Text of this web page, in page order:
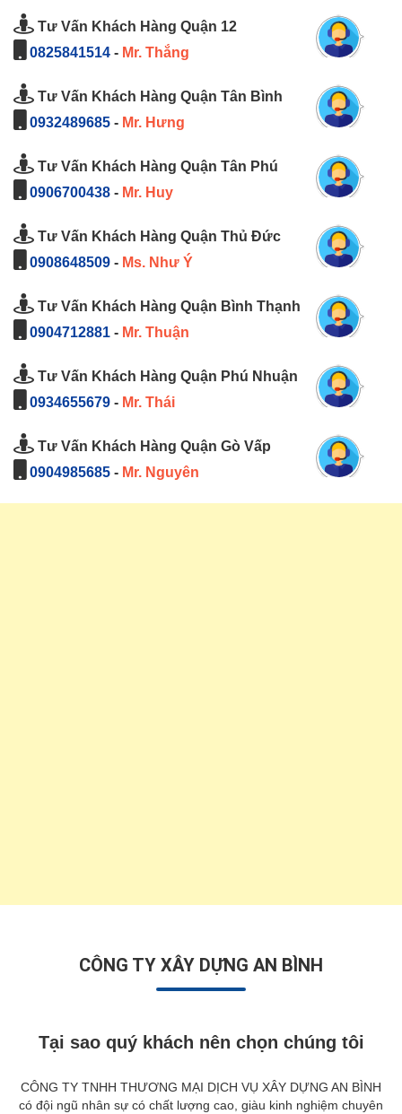
Tư Vấn Khách Hàng Quận 12
0825841514 - Mr. Thắng
Tư Vấn Khách Hàng Quận Tân Bình
0932489685 - Mr. Hưng
Tư Vấn Khách Hàng Quận Tân Phú
0906700438 - Mr. Huy
Tư Vấn Khách Hàng Quận Thủ Đức
0908648509 - Ms. Như Ý
Tư Vấn Khách Hàng Quận Bình Thạnh
0904712881 - Mr. Thuận
Tư Vấn Khách Hàng Quận Phú Nhuận
0934655679 - Mr. Thái
Tư Vấn Khách Hàng Quận Gò Vấp
0904985685 - Mr. Nguyên
CÔNG TY XÂY DỰNG AN BÌNH
Tại sao quý khách nên chọn chúng tôi
CÔNG TY TNHH THƯƠNG MẠI DỊCH VỤ XÂY DỰNG AN BÌNH
có đội ngũ nhân sự có chất lượng cao, giàu kinh nghiệm chuyên